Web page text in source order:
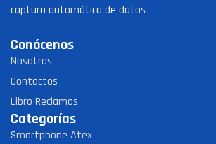
captura automática de datos
Conócenos
Nosotros
Contactos
Libro Reclamos
Categorías
Smartphone Atex